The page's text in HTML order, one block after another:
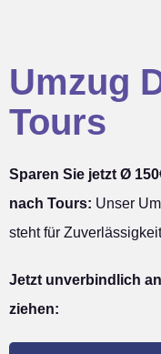
Umzug
Tours
Sparen Sie jetzt Ø
nach Tours: Unser
steht für
Jetzt unverbindlich
ziehen: